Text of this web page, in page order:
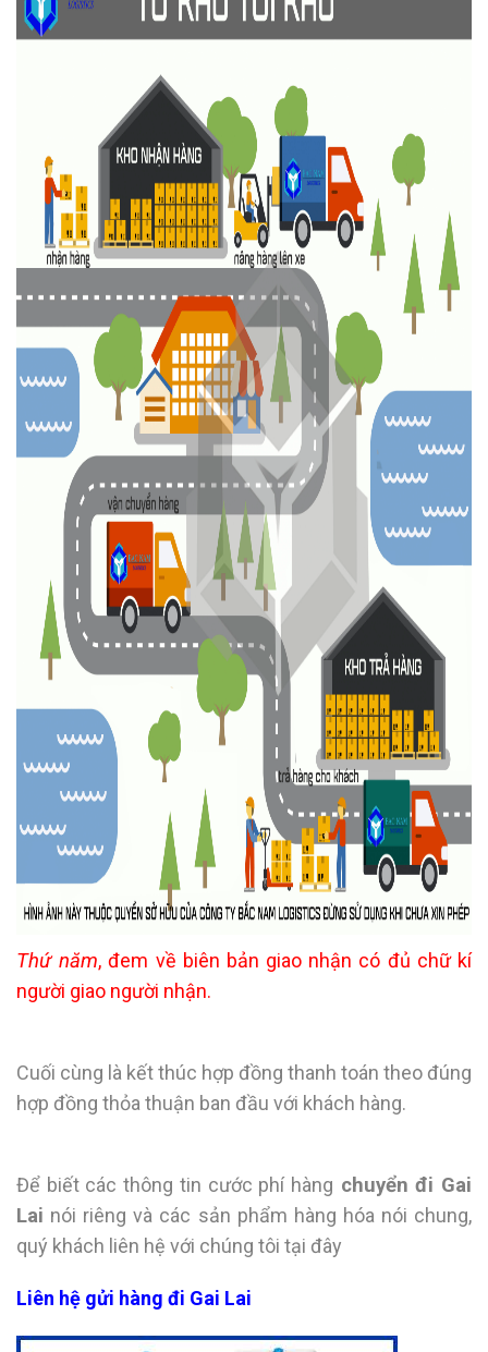
Thứ năm, đem về biên bản giao nhận có đủ chữ kí
người giao người nhận.
Cuối cùng là kết thúc hợp đồng thanh toán theo đúng
hợp đồng thỏa thuận ban đầu với khách hàng.
Để biết các thông tin cước phí hàng chuyển đi Gai
Lai nói riêng và các sản phẩm hàng hóa nói chung,
quý khách liên hệ với chúng tôi tại đây
Liên hệ gửi hàng đi Gai Lai